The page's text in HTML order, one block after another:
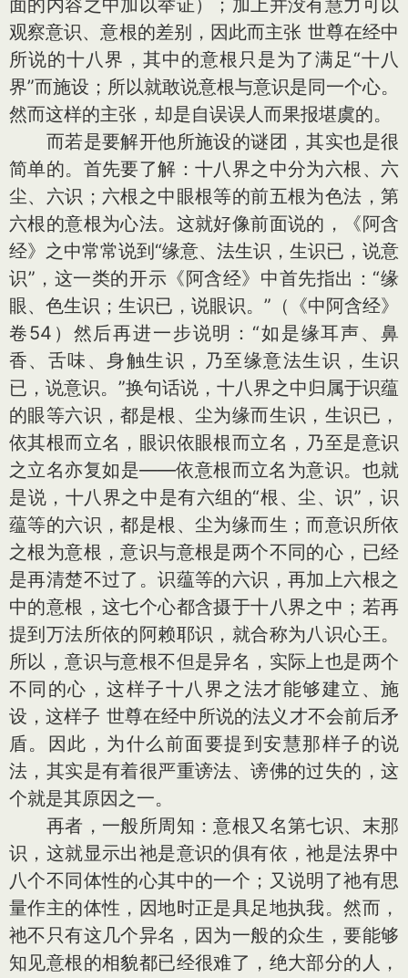
面的内容之中加以举证）；加上并没有慧力可以
观察意识、意根的差别，因此而主张 世尊在经中
所说的十八界，其中的意根只是为了满足“十八
界”而施设；所以就敢说意根与意识是同一个心。
然而这样的主张，却是自误误人而果报堪虞的。
而若是要解开他所施设的谜团，其实也是很
简单的。首先要了解：十八界之中分为六根、六
尘、六识；六根之中眼根等的前五根为色法，第
六根的意根为心法。这就好像前面说的，《阿含
经》之中常常说到“缘意、法生识，生识已，说意
识”，这一类的开示《阿含经》中首先指出：“缘
眼、色生识；生识已，说眼识。”（《中阿含经》
卷54）然后再进一步说明：“如是缘耳声、鼻
香、舌味、身触生识，乃至缘意法生识，生识
已，说意识。”换句话说，十八界之中归属于识蕴
的眼等六识，都是根、尘为缘而生识，生识已，
依其根而立名，眼识依眼根而立名，乃至是意识
之立名亦复如是——依意根而立名为意识。也就
是说，十八界之中是有六组的“根、尘、识”，识
蕴等的六识，都是根、尘为缘而生；而意识所依
之根为意根，意识与意根是两个不同的心，已经
是再清楚不过了。识蕴等的六识，再加上六根之
中的意根，这七个心都含摄于十八界之中；若再
提到万法所依的阿赖耶识，就合称为八识心王。
所以，意识与意根不但是异名，实际上也是两个
不同的心，这样子十八界之法才能够建立、施
设，这样子 世尊在经中所说的法义才不会前后矛
盾。因此，为什么前面要提到安慧那样子的说
法，其实是有着很严重谤法、谤佛的过失的，这
个就是其原因之一。
再者，一般所周知：意根又名第七识、末那
识，这就显示出祂是意识的俱有依，祂是法界中
八个不同体性的心其中的一个；又说明了祂有思
量作主的体性，因地时正是具足地执我。然而，
祂不只有这几个异名，因为一般的众生，要能够
知见意根的相貌都已经很难了，绝大部分的人，